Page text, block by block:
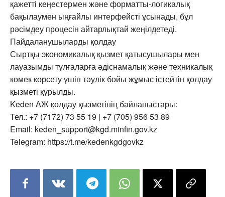
қажетті кеңестермен және форматты-логикалық
бақылаумен ыңғайлы интерфейсті ұсынады, бұл
рәсімдеу процесін айтарлықтай жеңілдетеді.
Пайдаланушыларды қолдау
Сыртқы экономикалық қызмет қатысушылары мен
лауазымды тұлғаларға әдіснамалық және техникалық
көмек көрсету үшін тәулік бойы жұмыс істейтін қолдау
қызметі құрылды.
Keden АЖ қолдау қызметінің байланыстары:
Тел.: +7 (7172) 73 55 19 | +7 (705) 956 53 89
Email: keden_support@kgd.minfin.gov.kz
Telegram: https://t.me/kedenkgdgovkz